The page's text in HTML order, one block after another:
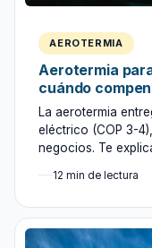
AEROTERMIA
Aerotermia
cuándo
La aerotermia
eléctrico (COP 3-
negocios. Te
12 min de lectura